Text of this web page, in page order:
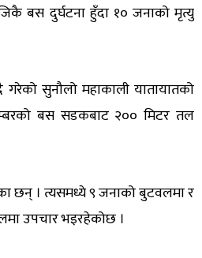
बस दुर्घटना हुँदा १० जनाको मृत्यु
गरेको सुनौलो महाकाली यातायातको
बस सडकबाट २०० मिटर तल
छन् । त्यसमध्ये ९ जनाको बुटवलमा र
उपचार भइरहेकोछ ।